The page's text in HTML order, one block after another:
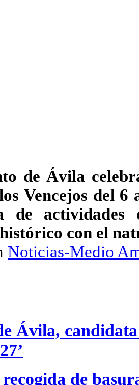
de Ávila
Vencejos del
de
con el
Noticias-Medio
Ávila,
de